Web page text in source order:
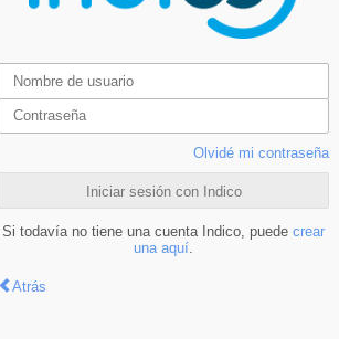
Olvidé mi contraseña
Iniciar sesión con Indico
Si todavía no tiene una cuenta Indico, puede crear
una aquí
Atrás